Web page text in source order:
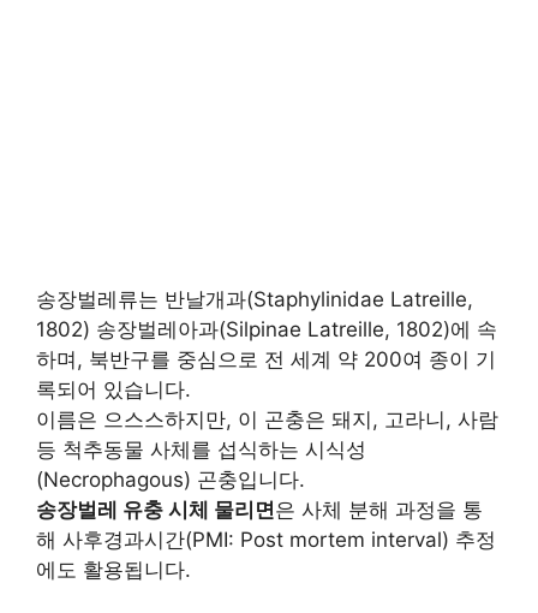
송장벌레류는 반날개과(Staphylinidae Latreille,
1802) 송장벌레아과(Silpinae Latreille, 1802)에 속
하며, 북반구를 중심으로 전 세계 약 200여 종이 기
록되어 있습니다.
이름은 으스스하지만, 이 곤충은 돼지, 고라니, 사람
등 척추동물 사체를 섭식하는 시식성
(Necrophagous) 곤충입니다.
송장벌레 유충 시체 물리면은 사체 분해 과정을 통
해 사후경과시간(PMI: Post mortem interval) 추정
에도 활용됩니다.